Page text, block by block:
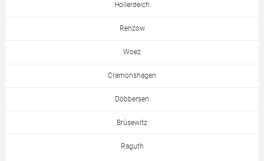
Hollerdeich
Renzow
Woez
Cramonshagen
Döbbersen
Brüsewitz
Raguth